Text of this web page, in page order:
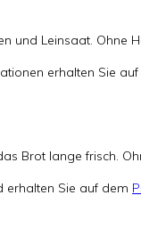
und Leinsaat. Ohne
erhalten Sie
Brot lange frisch.
erhalten Sie auf dem